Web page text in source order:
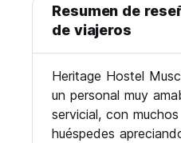
Resumen de
de viajeros
Heritage Hostel
un personal muy
servicial, con muchos
huéspedes